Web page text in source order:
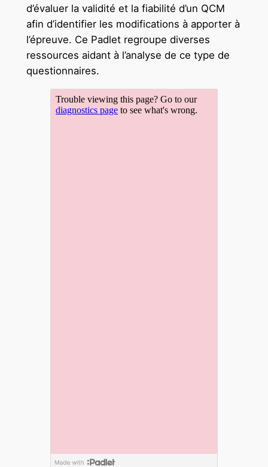
d’évaluer la validité et la fiabilité d’un QCM
afin d’identifier les modifications à apporter à
l’épreuve. Ce Padlet regroupe diverses
ressources aidant à l’analyse de ce type de
questionnaires.